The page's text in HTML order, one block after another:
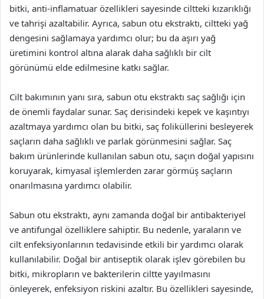
bitki, anti-inflamatuar özellikleri sayesinde ciltteki kızarıklığı
ve tahrişi azaltabilir. Ayrıca, sabun otu ekstraktı, ciltteki yağ
dengesini sağlamaya yardımcı olur; bu da aşırı yağ
üretimini kontrol altına alarak daha sağlıklı bir cilt
görünümü elde edilmesine katkı sağlar.
Cilt bakımının yanı sıra, sabun otu ekstraktı saç sağlığı için
de önemli faydalar sunar. Saç derisindeki kepek ve kaşıntıyı
azaltmaya yardımcı olan bu bitki, saç foliküllerini besleyerek
saçların daha sağlıklı ve parlak görünmesini sağlar. Saç
bakım ürünlerinde kullanılan sabun otu, saçın doğal yapısını
koruyarak, kimyasal işlemlerden zarar görmüş saçların
onarılmasına yardımcı olabilir.
Sabun otu ekstraktı, aynı zamanda doğal bir antibakteriyel
ve antifungal özelliklere sahiptir. Bu nedenle, yaraların ve
cilt enfeksiyonlarının tedavisinde etkili bir yardımcı olarak
kullanılabilir. Doğal bir antiseptik olarak işlev görebilen bu
bitki, mikropların ve bakterilerin ciltte yayılmasını
önleyerek, enfeksiyon riskini azaltır. Bu özellikleri sayesinde,